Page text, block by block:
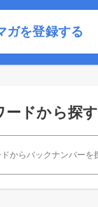
ガを登録する
ードから探す